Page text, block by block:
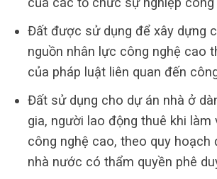
Đất được sử dụng để xây dựng
nguồn nhân lực công nghệ cao
của pháp luật liên quan đến
Đất sử dụng cho dự án nhà ở
gia, người lao động thuê khi làm
công nghệ cao, theo quy hoạch
nhà nước có thẩm quyền phê